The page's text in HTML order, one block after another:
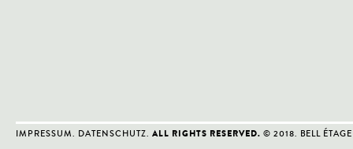
IMPRESSUM. DATENSCHUTZ. ALL RIGHTS RESERVED. © 2018. BELL ÉTAGE